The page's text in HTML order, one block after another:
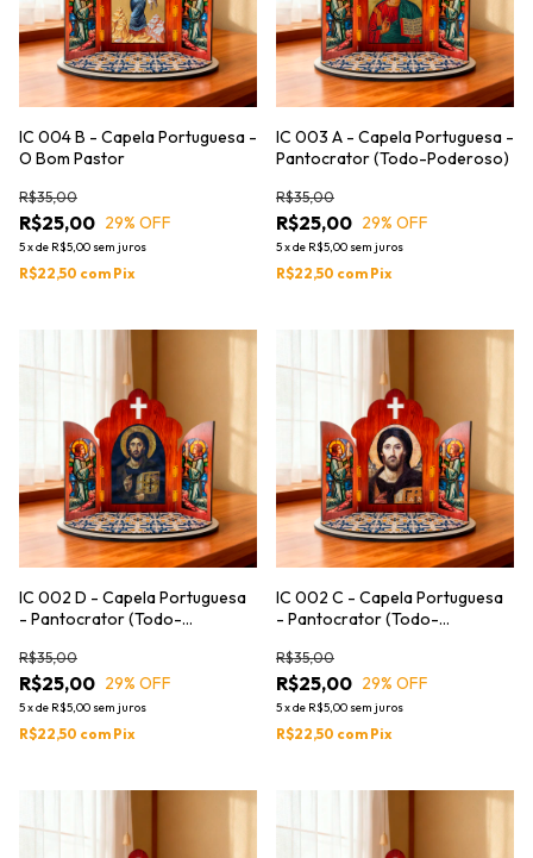
IC 004 B - Capela Portuguesa -
O Bom Pastor
R$25,00
R$35,00
29% OFF
5xde R$5,00 sem juros
R$22,50 com Pix
IC 003 A - Capela Portuguesa -
Pantocrator (Todo-Poderoso)
R$25,00
R$35,00
29% OFF
5xde R$5,00 sem juros
R$22,50 com Pix
IC 002 D - Capela Portuguesa
- Pantocrator (Todo-
R$25,00
R$35,00
29% OFF
5xde R$5,00 sem juros
R$22,50 com Pix
IC 002 C - Capela Portuguesa
- Pantocrator (Todo-
R$25,00
R$35,00
29% OFF
5xde R$5,00 sem juros
R$22,50 com Pix